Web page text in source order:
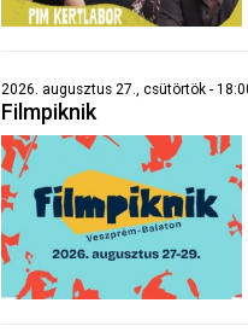
2026. augusztus 27., csütörtök -
Filmpiknik